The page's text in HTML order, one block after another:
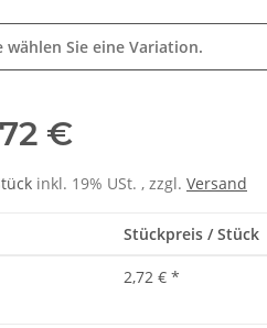
wählen Sie eine Variation.
€
inkl. 19% USt. , zzgl. Versand
Stückpreis / Stück
2,72 € *